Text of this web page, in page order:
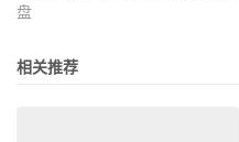
盘
相关推荐